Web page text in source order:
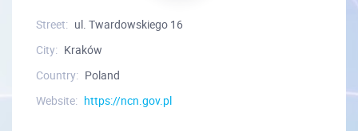
Street: ul. Twardowskiego 16
City: Kraków
Country: Poland
Website: https://ncn.gov.pl